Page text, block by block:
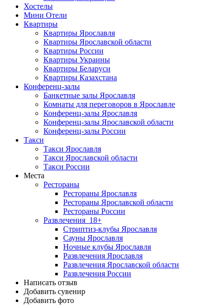
Хостелы
Мини Отели
Квартиры
Квартиры Ярославля
Квартиры Ярославской области
Квартиры России
Квартиры Украины
Квартиры Беларуси
Квартиры Казахстана
Конференц-залы
Банкетные залы Ярославля
Комнаты для переговоров в Ярославле
Конференц-залы Ярославля
Конференц-залы Ярославской области
Конференц-залы России
Такси
Такси Ярославля
Такси Ярославской области
Такси России
Места
Рестораны
Рестораны Ярославля
Рестораны Ярославской области
Рестораны России
Развлечения 18+
Стриптиз-клубы Ярославля
Сауны Ярославля
Ночные клубы Ярославля
Развлечения Ярославля
Развлечения Ярославской области
Развлечения России
Написать отзыв
Добавить сувенир
Добавить фото